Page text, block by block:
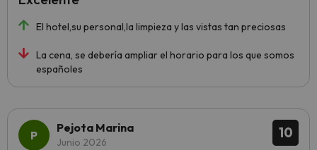
El hotel,su personal,la limpieza y las vistas tan preciosas
La cena, se debería ampliar el horario para los que somos
españoles
10
Pejota Marina
Junio 2026